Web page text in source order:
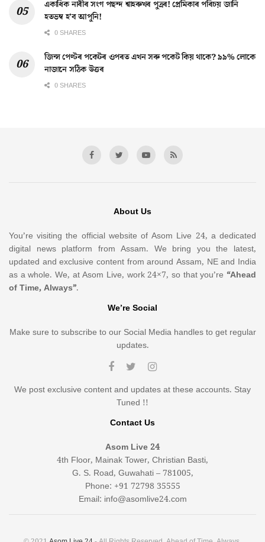
একাধিক নাৰীৰ সংগ পছন্দ শ্বাহৰুখৰ পুত্ৰৰ! প্ৰেমিকাৰ পৰিচয় জানি
হতভম্ব হ’ব আপুনি!
0 SHARES
জিন্স পেণ্টৰ পকেটৰ ওপৰত এখন সৰু পকেট কিয় থাকে? ৯৯% লোকে
নাজানে সঠিক উত্তৰ
0 SHARES
About Us
You’re visiting the official website of Asom Live 24, a dedicated
digital news platform from Assam. We bring you the latest,
updated and exclusive content from around Assam, NE and India
as a whole. We, at Asom Live, work 24×7, so that you’re “Ahead
of Time, Always”.
We’re Social
Make sure to subscribe to our Social Media handles to get regular
updates.
We post exclusive content and updates at these accounts. Stay
Tuned !!
Contact Us
Asom Live 24
4th Floor, Mainak Tower, Christian Basti,
G. S. Road, Guwahati – 781005,
Phone: +91 72798 35555
Email: info@asomlive24.com